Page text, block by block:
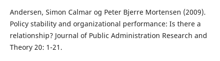
Andersen, Simon Calmar og Peter Bjerre Mortensen (2009).
Policy stability and organizational performance: Is there a
relationship? Journal of Public Administration Research and
Theory 20: 1-21.